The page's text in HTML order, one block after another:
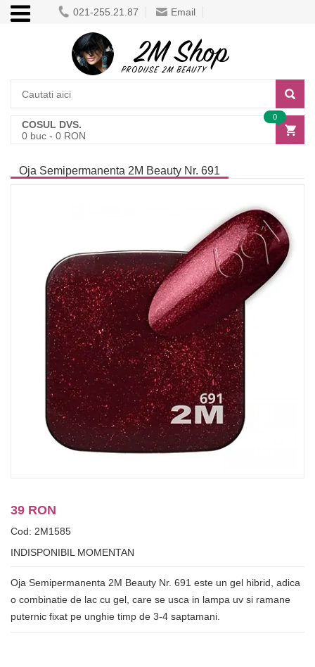
021-255.21.87 Email
COSUL DVS.
0 buc - 0 RON
0
Oja Semipermanenta 2M Beauty Nr. 691
39 RON
Cod: 2M1585
INDISPONIBIL MOMENTAN
Oja Semipermanenta 2M Beauty Nr. 691 este un gel hibrid, adica
o combinatie de lac cu gel, care se usca in lampa uv si ramane
puternic fixat pe unghie timp de 3-4 saptamani.